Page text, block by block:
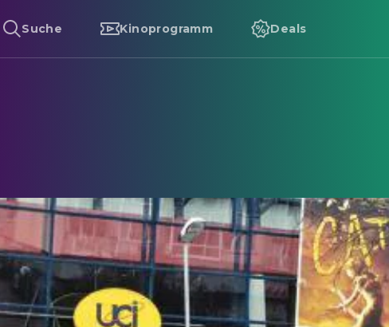
Suche Kinoprogramm Deals